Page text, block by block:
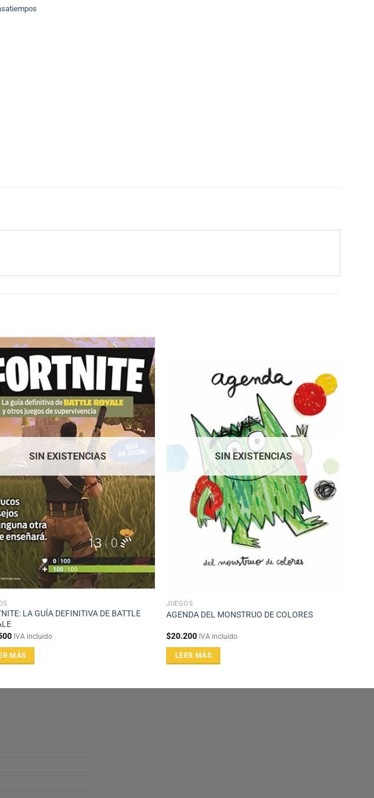
SIN EXISTENCIAS
LA GUÍA DEFINITIVA DE BATTLE
IVA incluido
MÁS
SIN EXISTENCIAS
JUEGOS
AGENDA DEL MONSTRUO DE COLORES
$20.200 IVA incluido
LEER MÁS